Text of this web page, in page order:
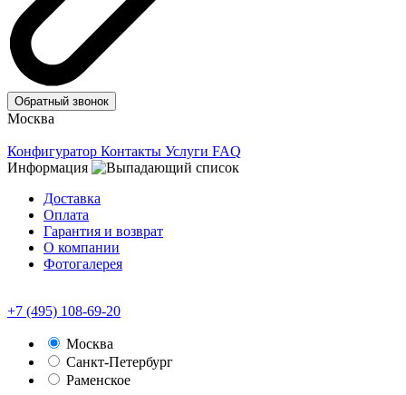
Обратный звонок
Москва
Конфигуратор Контакты Услуги FAQ
Информация
Доставка
Оплата
Гарантия и возврат
О компании
Фотогалерея
+7 (495) 108-69-20
Москва
Санкт-Петербург
Раменское